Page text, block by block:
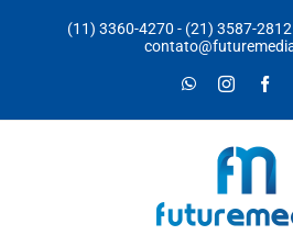
(11) 3360-4270 - (21) 3587-2812
WhatsApp